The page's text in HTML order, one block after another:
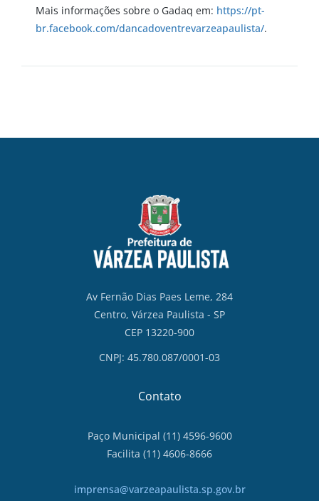
Mais informações sobre o Gadaq em: https://pt-
br.facebook.com/dancadoventrevarzeapaulista/.
Av Fernão Dias Paes Leme, 284
Centro, Várzea Paulista - SP
CEP 13220-900
CNPJ: 45.780.087/0001-03
Contato
Paço Municipal (11) 4596-9600
Facilita (11) 4606-8666
imprensa@varzeapaulista.sp.gov.br